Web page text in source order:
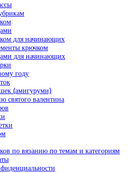
для начинающих
крючком
для начинающих
году
(амигуруми)
святого валентина
по вязанию по темам и категориям